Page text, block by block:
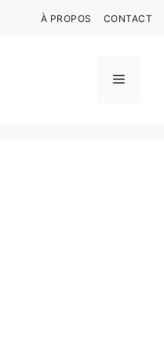
À PROPOS CONTACT
Menu